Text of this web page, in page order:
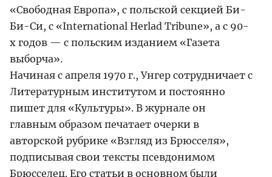
«Свободная Европа», с польской секцией Би-
Би-Си, с «International Herlad Tribune», а с 90-
х годов — с польским изданием «Газета
выборча».
Начиная с апреля 1970 г., Унгер сотрудничает с
Литературным институтом и постоянно
пишет для «Культуры». В журнале он
главным образом печатает очерки в
авторской рубрике «Взгляд из Брюсселя»,
подписывая свои тексты псевдонимом
Брюсселец. Его статьи в основном были